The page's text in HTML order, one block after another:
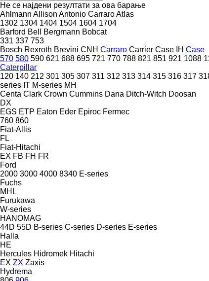
Не се најдени резултати за ова барање
Ahlmann Allison Antonio CarraroAtlas
1302 1304 1404 1504 1604 1704
Barford Bell Bergmann Bobcat
331 337 753
Bosch Rexroth Brevini CNH Carraro Carrier Case IH Case
570 580 590 621 688 695 721 770 788 821 851 921 1088
Caterpillar
120 140 212 301 305 307 311 312 313 314 315 316 317
series IT M-series MH
Centa Clark Crown Cummins Dana Ditch-Witch Doosan
DX
EGS ETP Eaton Eder Epiroc Fermec
760 860
Fiat-Allis
FL
Fiat-Hitachi
EX FB FH FR
Ford
2000 3000 4000 8340 E-series
Fuchs
MHL
Furukawa
W-series
HANOMAG
44D 55D B-series C-series D-series E-series
Halla
HE
Hercules Hidromek Hitachi
EX ZX Zaxis
Hydrema